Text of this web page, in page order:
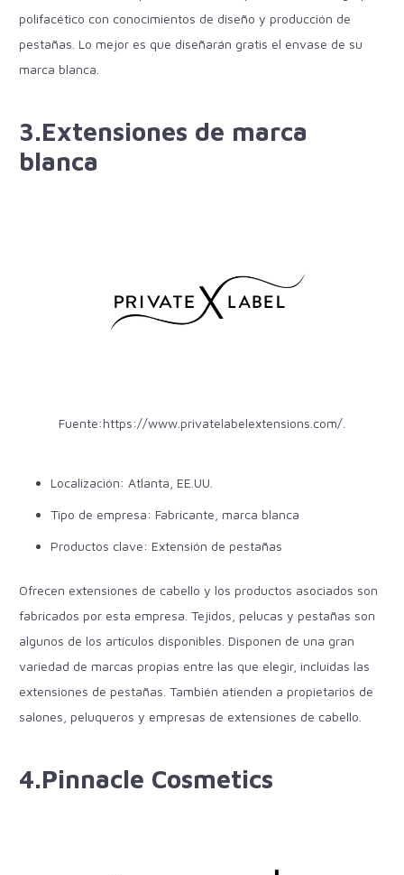
polifacético con conocimientos de diseño y producción de
pestañas. Lo mejor es que diseñarán gratis el envase de su
marca blanca.
3.Extensiones de marca
blanca
Fuente:https://www.privatelabelextensions.com/
Localización: Atlanta, EE.UU.
Tipo de empresa: Fabricante, marca blanca
Productos clave: Extensión de pestañas
Ofrecen extensiones de cabello y los productos asociados son
fabricados por esta empresa. Tejidos, pelucas y pestañas son
algunos de los artículos disponibles. Disponen de una gran
variedad de marcas propias entre las que elegir, incluidas las
extensiones de pestañas. También atienden a propietarios de
salones, peluqueros y empresas de extensiones de cabello.
4.Pinnacle Cosmetics